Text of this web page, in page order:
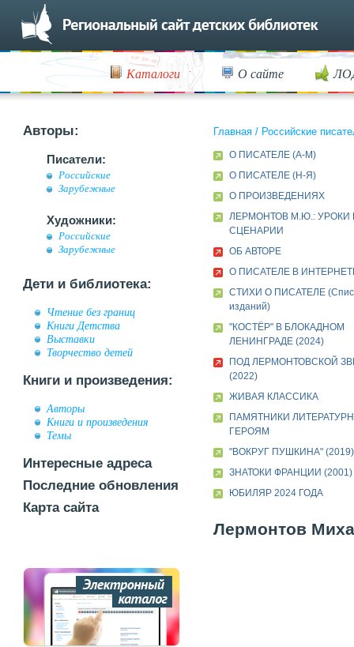
Каталоги О сайте
Авторы:
Писатели:
Российские
Зарубежные
Художники:
Российские
Зарубежные
Дети и библиотека:
Чтение без границ
Книги Детства
Выставки
Творчество детей
Книги и произведения:
Авторы
Книги и произведения
Темы
Интересные адреса
Последние обновления
Карта сайта
Главная / Российские
О ПИСАТЕЛЕ (А-М)
О ПИСАТЕЛЕ (Н-Я)
О ПРОИЗВЕДЕНИЯХ
ЛЕРМОНТОВ М.Ю.: УРОКИ
СЦЕНАРИИ
ОБ АВТОРЕ
О ПИСАТЕЛЕ В
СТИХИ О ПИСАТЕЛЕ
изданий)
"КОСТЁР" В БЛОКАДНОМ
ЛЕНИНГРАДЕ (2024)
ПОД ЛЕРМОНТОВСКОЙ
(2022)
ЖИВАЯ КЛАССИКА
ПАМЯТНИКИ
ГЕРОЯМ
"ВОКРУГ ПУШКИНА" (2019)
ЗНАТОКИ ФРАНЦИИ (2001)
ЮБИЛЯР 2024 ГОДА
Лермонтов